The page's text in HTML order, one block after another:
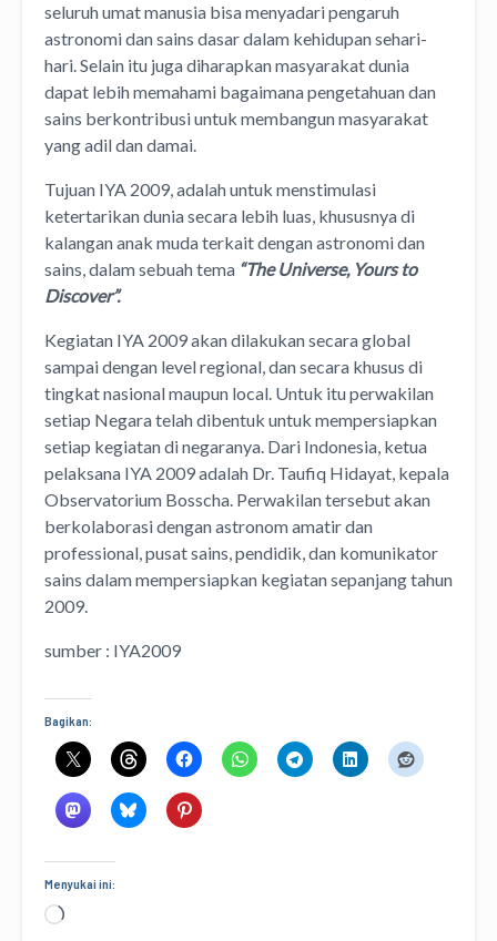
seluruh umat manusia bisa menyadari pengaruh
astronomi dan sains dasar dalam kehidupan sehari-
hari. Selain itu juga diharapkan masyarakat dunia
dapat lebih memahami bagaimana pengetahuan dan
sains berkontribusi untuk membangun masyarakat
yang adil dan damai.
Tujuan IYA 2009, adalah untuk menstimulasi
ketertarikan dunia secara lebih luas, khususnya di
kalangan anak muda terkait dengan astronomi dan
sains, dalam sebuah tema “The Universe, Yours to
Discover”.
Kegiatan IYA 2009 akan dilakukan secara global
sampai dengan level regional, dan secara khusus di
tingkat nasional maupun local. Untuk itu perwakilan
setiap Negara telah dibentuk untuk mempersiapkan
setiap kegiatan di negaranya. Dari Indonesia, ketua
pelaksana IYA 2009 adalah Dr. Taufiq Hidayat, kepala
Observatorium Bosscha. Perwakilan tersebut akan
berkolaborasi dengan astronom amatir dan
professional, pusat sains, pendidik, dan komunikator
sains dalam mempersiapkan kegiatan sepanjang tahun
2009.
sumber : IYA2009
Bagikan:
Menyukai ini:
Memuat...